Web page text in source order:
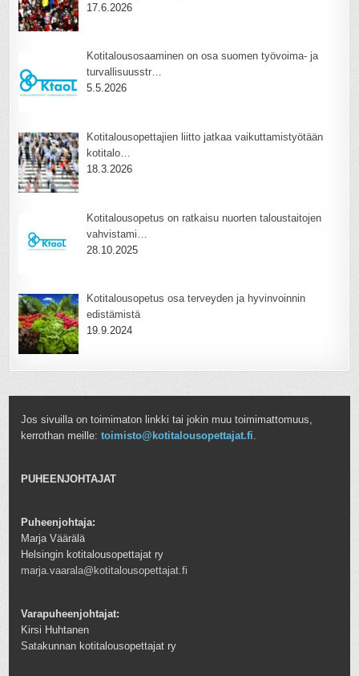
17.6.2026
Kotitalousosaaminen on osa suomen työvoima- ja
turvallisuusstr…
5.5.2026
Kotitalousopettajien liitto jatkaa vaikuttamistyötään
kotitalo…
18.3.2026
Kotitalousopetus on ratkaisu nuorten taloustaitojen
vahvistami…
28.10.2025
Kotitalousopetus osa terveyden ja hyvinvoinnin
edistämistä
19.9.2024
Jos sivuilla on toimimaton linkki tai jokin muu toimimattomuus,
kerrothan meille:toimisto@kotitalousopettajat.fi
PUHEENJOHTAJAT
Puheenjohtaja:
Marja Väärälä
Helsingin kotitalousopettajat ry
marja.vaarala@kotitalousopettajat.fi
Varapuheenjohtajat:
Kirsi Huhtanen
Satakunnan kotitalousopettajat ry